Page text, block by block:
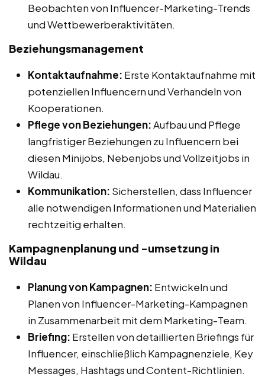
Beobachten von Influencer-Marketing-Trends
und Wettbewerberaktivitäten.
Beziehungsmanagement
Kontaktaufnahme: Erste Kontaktaufnahme mit
potenziellen Influencern und Verhandeln von
Kooperationen.
Pflege von Beziehungen:Aufbau und Pflege
langfristiger Beziehungen zu Influencern bei
diesen Minijobs, Nebenjobs und Vollzeitjobs in
Wildau.
Kommunikation: Sicherstellen, dass Influencer
alle notwendigen Informationen und Materialien
rechtzeitig erhalten.
Kampagnenplanung und -umsetzung in
Wildau
Planung von Kampagnen: Entwickeln und
Planen von Influencer-Marketing-Kampagnen
in Zusammenarbeit mit dem Marketing-Team.
Briefing: Erstellen von detaillierten Briefings für
Influencer, einschließlich Kampagnenziele, Key
Messages, Hashtags und Content-Richtlinien.